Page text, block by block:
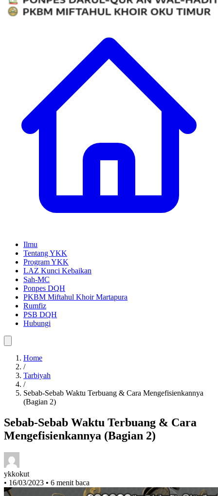
Ilmu
Tentang YKK
Program YKK
LAZ Kunci Kebaikan
Sah-MC
Ponpes DQH
PKBM Miftahul Khoir Martapura
Rumfiz
PSB DQH
Home
/
Tarbiyah
/
Sebab-Sebab Waktu Terbuang & Cara Mengefisienkannya
Sebab-Sebab Waktu Terbuang & Cara
Mengefisienkannya (Bagian 2)
ykkokut
• 16/03/2023 6 menit baca